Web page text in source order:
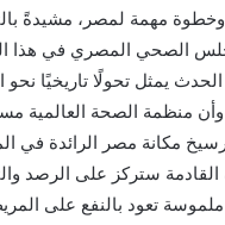
وخطوة مهمة لمصر، مشيدةً
الصحي المصري في هذا
يمثل تحولًا تاريخيًا نحو
منظمة الصحة العالمية
مكانة مصر الرائدة في
ستركز على الرصد
تعود بالنفع على